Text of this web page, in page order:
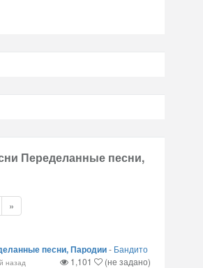
Переделанные песни,
»
песни, Пародии- Бандито
назад 1,101 (не задано)